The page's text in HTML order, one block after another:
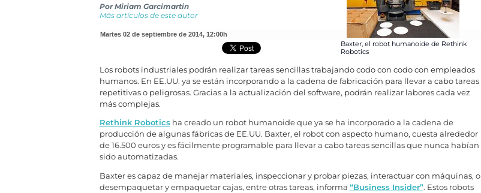
Baxter, el robot humanoide de Rethink
Robotics
PorMiriam Garcimartin
Más artículos de este autor
martes 02 de septiembre de 2014, 12:00h
Los robots industriales podrán realizar tareas sencillas trabajando codo con codo con empleados
humanos. En EE.UU. ya se están incorporando a la cadena de fabricación para llevar a cabo tareas
repetitivas o peligrosas. Gracias a la actualización del software, podrán realizar labores cada vez
más complejas.
Rethink Roboticsha creado un robot humanoide que ya se ha incorporado a la cadena de
producción de algunas fábricas de EE.UU. Baxter, el robot con aspecto humano, cuesta alrededor
de 16.500 euros y es fácilmente programable para llevar a cabo tareas sencillas que nunca habían
sido automatizadas.
Baxter es capaz de manejar materiales, inspeccionar y probar piezas, interactuar con máquinas, o
desempaquetar y empaquetar cajas, entre otras tareas, informa “Business Insider”. Estos robots